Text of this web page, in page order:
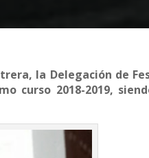
la Delegación de
curso 2018-2019,